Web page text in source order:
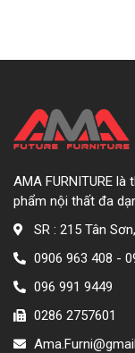
AMA FURNITURE
phẩm nội thất đa
SR : 215 Tân
0906 963 408 -
096 991 9449
0286 2757601